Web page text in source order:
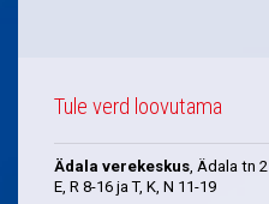
Tule verd loovutama
Ädala verekeskus, Ädala tn 2
E, R 8-16 ja T, K, N 11-19